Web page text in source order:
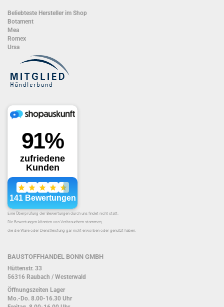
Beliebteste Hersteller im Shop
Botament
Mea
Romex
Ursa
Eine Überprüfung der Bewertungen durch uns findet nicht statt.
Die Bewertungen könnten von Verbrauchern stammen,
die die Ware oder Dienstleistung gar nicht erworben oder genutzt haben.
BAUSTOFFHANDEL BONN GMBH
Hüttenstr. 33
56316 Raubach / Westerwald
Öffnungszeiten Lager
Mo.-Do. 8.00-16.30 Uhr